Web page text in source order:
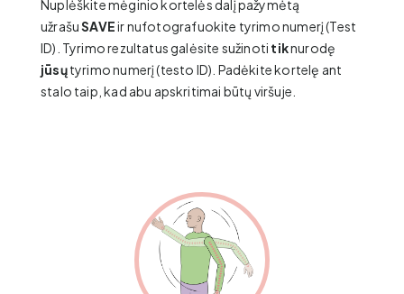
Nuplėškite mėginio kortelės dalį pažymėtą
užrašuSAVEir nufotografuokite tyrimo numerį (Test
ID). Tyrimo rezultatus galėsite sužinoti tiknurodę
jūsųtyrimo numerį (testo ID). Padėkite kortelę ant
stalo taip, kad abu apskritimai būtų viršuje.